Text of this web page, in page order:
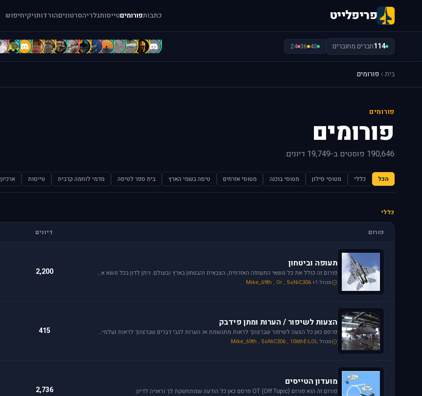
פריפלייט כתבותפורומיםטייסותגלריהסרטוניםהורדותויקיחיפוש
114חברים מחוברים 40
36
24
.
=
[
a
A
A
A
A
b
B
B
B
C
c
בית פורומים
פורומים
פורומים
190,646 פוסטים ב-19,749 דיונים.
הכל כללי מטוסי סילון מטוסי בוכנה מטוסי אזרחים טיסה בשמי הארץ בית ספר לטיסה מדמי לוחמה קרבית טייסות ארכיון
כללי
פורום דיונים
תעופה וביטחון
פורום זה כולל את כל נושאי התעופה האזרחית, הצבאית והבטחון בארץ ובעולם. ניתן לדון בכל נושא אקטואלי או היסטורי בתחומים אלו.
מנהל: Mike_69th , Or , SoNiC306+1
2,200
הצעות לשיפור / הערות ומתן פידבק
פרסם כאן כל הצעה לשיפור שברצונך לראות מתגשמת או הערות לגבי דברים שברצונך לראות נעלמים או מציקים לך.
מנהל: Mike_69th , SoNiC306 , 106thE-LOL
415
מועדון הטייסים
פורום זה הוא פורום (OT (Off Topic פרסם כאן כל הודעה שמתחשקת לך וראויה לדיון. 2,736